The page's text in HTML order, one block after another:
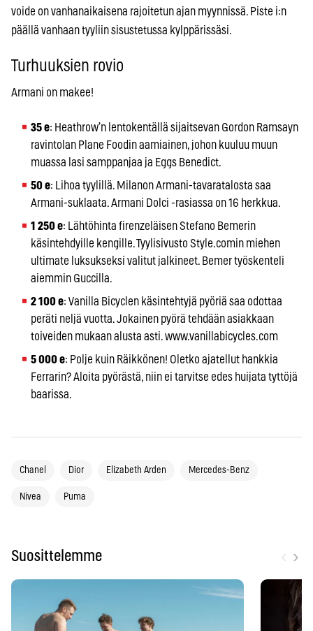
voide on vanhanaikaisena rajoitetun ajan myynnissä. Piste i:n
päällä vanhaan tyyliin sisustetussa kylppärissäsi.
Turhuuksien rovio
Armani on makee!
35 e: Heathrow’n lentokentällä sijaitsevan Gordon Ramsayn
ravintolan Plane Foodin aamiainen, johon kuuluu muun
muassa lasi samppanjaa ja Eggs Benedict.
50 e: Lihoa tyylillä. Milanon Armani-tavaratalosta saa
Armani-suklaata. Armani Dolci -rasiassa on 16 herkkua.
1 250 e: Lähtöhinta firenzeläisen Stefano Bemerin
käsintehdyille kengille. Tyylisivusto Style.comin miehen
ultimate luksukseksi valitut jalkineet. Bemer työskenteli
aiemmin Guccilla.
2 100 e: Vanilla Bicyclen käsintehtyjä pyöriä saa odottaa
peräti neljä vuotta. Jokainen pyörä tehdään asiakkaan
toiveiden mukaan alusta asti. www.vanillabicycles.com
5 000 e: Polje kuin Räikkönen! Oletko ajatellut hankkia
Ferrarin? Aloita pyörästä, niin ei tarvitse edes huijata tyttöjä
baarissa.
Chanel Dior Elizabeth Arden Mercedes-Benz
Nivea Puma
Suosittelemme ›